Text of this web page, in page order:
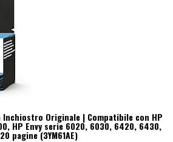
Inchiostro Originale | Compatibile con HP
HP Envy serie 6020, 6030, 6420, 6430,
pagine (3YM61AE)